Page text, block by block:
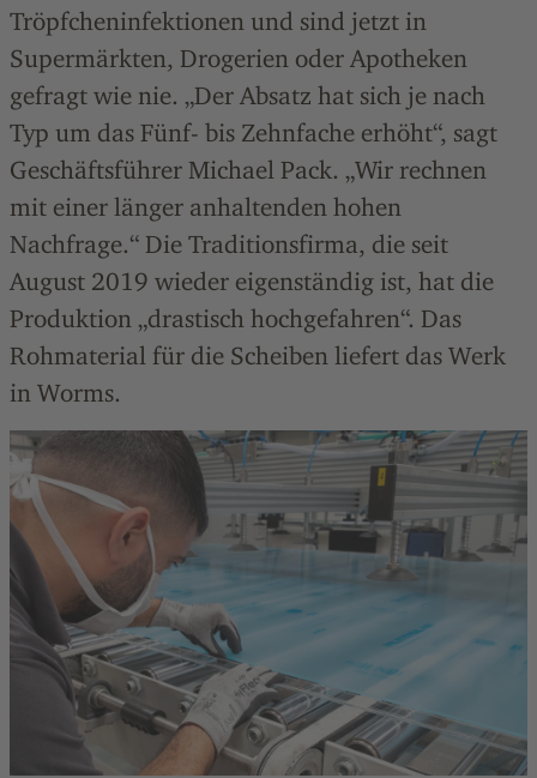
Tröpfcheninfektionen und sind jetzt in
Supermärkten, Drogerien oder Apotheken
gefragt wie nie. „Der Absatz hat sich je nach
Typ um das Fünf- bis Zehnfache erhöht“, sagt
Geschäftsführer Michael Pack. „Wir rechnen
mit einer länger anhaltenden hohen
Nachfrage.“ Die Traditionsfirma, die seit
August 2019 wieder eigenständig ist, hat die
Produktion „drastisch hochgefahren“. Das
Rohmaterial für die Scheiben liefert das Werk
in Worms.